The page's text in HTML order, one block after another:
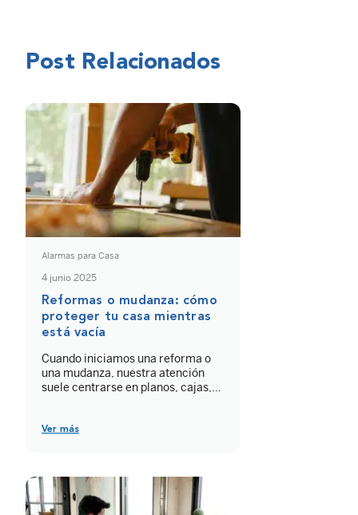
Post Relacionados
Alarmas para Casa
4 junio 2025
Reformas o mudanza: cómo
proteger tu casa mientras
está vacía
Cuando iniciamos una reforma o
una mudanza, nuestra atención
suele centrarse en planos, cajas,
seguridad. Proteger tu casa en
vivienda vacía o en plena
transformación se convierte en un
blanco muy fácil para […]
Ver más